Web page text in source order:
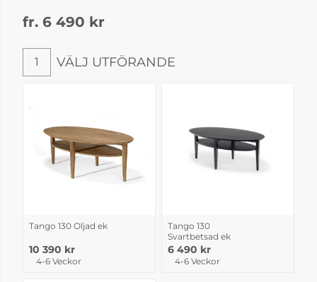
fr. 6 490 kr
Välj utförande
1 VÄLJ UTFÖRANDE
Tango 130 Oljad ek
10 390 kr
4-6 Veckor
Tango 130
Svartbetsad ek
6 490 kr
4-6 Veckor